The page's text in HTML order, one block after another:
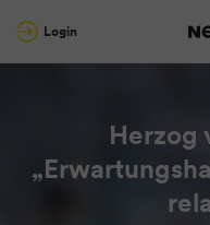
Login
Herzog